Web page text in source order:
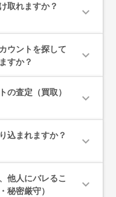
取れますか？
expand_more
ウントを探して
すか？
expand_more
の査定（買取）
expand_more
込まれますか？
expand_more
他人にバレるこ
秘密厳守）
expand_more